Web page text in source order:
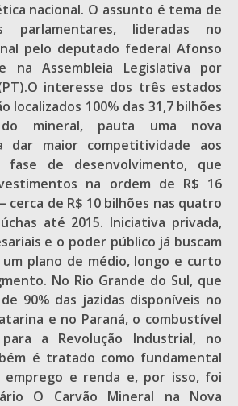
nacional. O assunto é tema de
parlamentares, lideradas no
pelo deputado federal Afonso
na Assembleia Legislativa por
interesse dos três estados
localizados 100% das 31,7 bilhões
mineral, pauta uma nova
dar maior competitividade aos
de desenvolvimento, que
na ordem de R$ 16
cerca de R$ 10 bilhões nas quatro
até 2015. Iniciativa privada,
e o poder público já buscam
plano de médio, longo e curto
No Rio Grande do Sul, que
90% das jazidas disponíveis no
e no Paraná, o combustível
a Revolução Industrial, no
é tratado como fundamental
emprego e renda e, por isso, foi
O Carvão Mineral na Nova